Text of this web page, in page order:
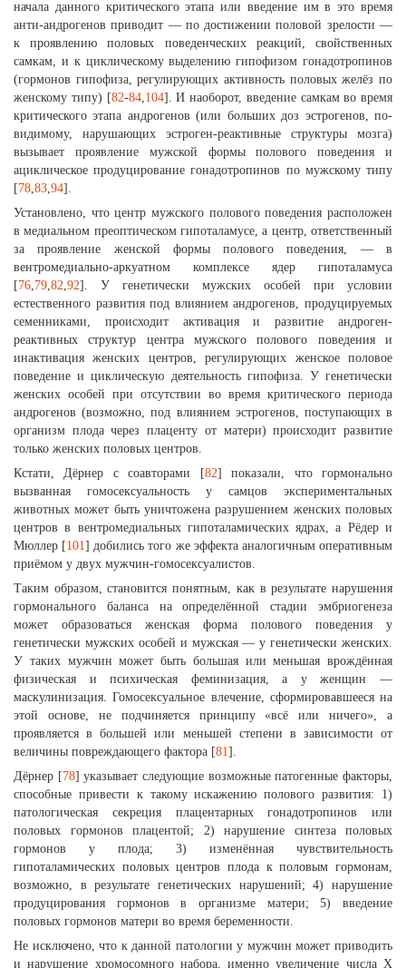
начала данного критического этапа или введение им в это время
анти-андрогенов приводит — по достижении половой зрелости —
к проявлению половых поведенческих реакций, свойственных
самкам, и к циклическому выделению гипофизом гонадотропинов
(гормонов гипофиза, регулирующих активность половых желёз по
женскому типу) [82-84,104]. И наоборот, введение самкам во время
критического этапа андрогенов (или больших доз эстрогенов, по-
видимому, нарушающих эстроген-реактивные структуры мозга)
вызывает проявление мужской формы полового поведения и
ациклическое продуцирование гонадотропинов по мужскому типу
[78,83,94].
Установлено, что центр мужского полового поведения расположен
в медиальном преоптическом гипоталамусе, а центр, ответственный
за проявление женской формы полового поведения, — в
вентромедиально-аркуатном комплексе ядер гипоталамуса
[76,79,82,92]. У генетически мужских особей при условии
естественного развития под влиянием андрогенов, продуцируемых
семенниками, происходит активация и развитие андроген-
реактивных структур центра мужского полового поведения и
инактивация женских центров, регулирующих женское половое
поведение и циклическую деятельность гипофиза. У генетически
женских особей при отсутствии во время критического периода
андрогенов (возможно, под влиянием эстрогенов, поступающих в
организм плода через плаценту от матери) происходит развитие
только женских половых центров.
Кстати, Дёрнер с соавторами [82] показали, что гормонально
вызванная гомосексуальность у самцов экспериментальных
животных может быть уничтожена разрушением женских половых
центров в вентромедиальных гипоталамических ядрах, а Рёдер и
Мюллер [101] добились того же эффекта аналогичным оперативным
приёмом у двух мужчин-гомосексуалистов.
Таким образом, становится понятным, как в результате нарушения
гормонального баланса на определённой стадии эмбриогенеза
может образоваться женская форма полового поведения у
генетически мужских особей и мужская — у генетически женских.
У таких мужчин может быть большая или меньшая врождённая
физическая и психическая феминизация, а у женщин —
маскулинизация. Гомосексуальное влечение, сформировавшееся на
этой основе, не подчиняется принципу «всё или ничего», а
проявляется в большей или меньшей степени в зависимости от
величины повреждающего фактора [81].
Дёрнер [78] указывает следующие возможные патогенные факторы,
способные привести к такому искажению полового развития: 1)
патологическая секреция плацентарных гонадотропинов или
половых гормонов плацентой; 2) нарушение синтеза половых
гормонов у плода; 3) изменённая чувствительность
гипоталамических половых центров плода к половым гормонам,
возможно, в результате генетических нарушений; 4) нарушение
продуцирования гормонов в организме матери; 5) введение
половых гормонов матери во время беременности.
Не исключено, что к данной патологии у мужчин может приводить
и нарушение хромосомного набора, именно увеличение числа Х